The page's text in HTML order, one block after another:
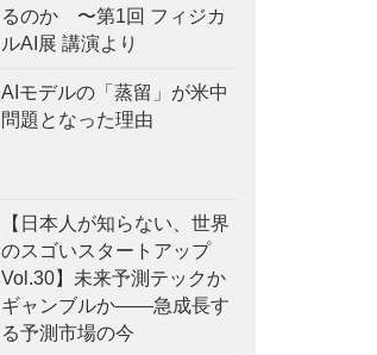
るのか 〜第1回 フィジカ
ルAI展 講演より
AIモデルの「蒸留」が米中
問題となった理由
【日本人が知らない、世界
のスゴいスタートアップ
Vol.30】未来予測テックか
ギャンブルか——急成長す
る予測市場の今